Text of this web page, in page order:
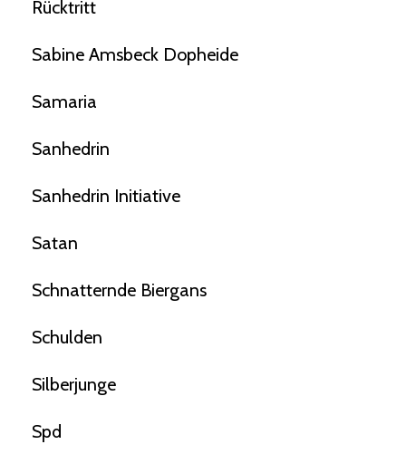
Rücktritt
Sabine Amsbeck Dopheide
Samaria
Sanhedrin
Sanhedrin Initiative
Satan
Schnatternde Biergans
Schulden
Silberjunge
Spd